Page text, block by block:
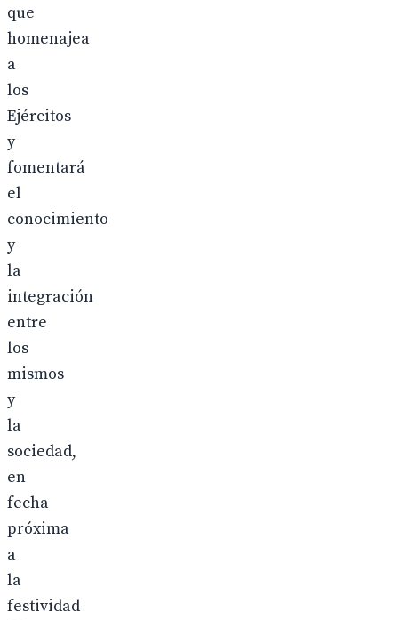
que
homenajea
a
los
Ejércitos
y
fomentará
el
conocimiento
y
la
integración
entre
los
mismos
y
la
sociedad,
en
fecha
próxima
a
la
festividad